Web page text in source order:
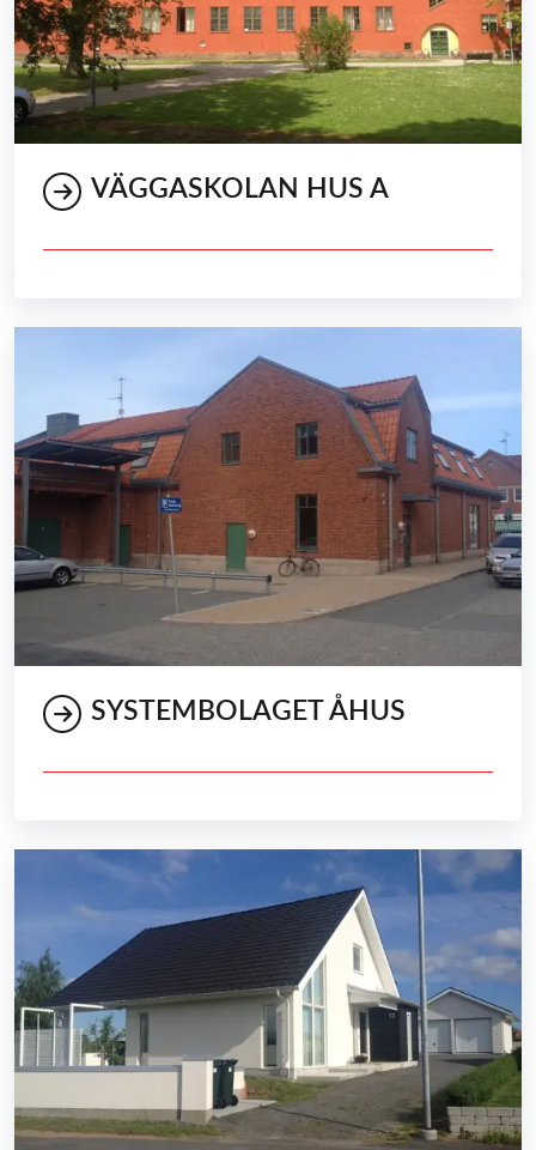
VÄGGASKOLAN HUS A
SYSTEMBOLAGET ÅHUS